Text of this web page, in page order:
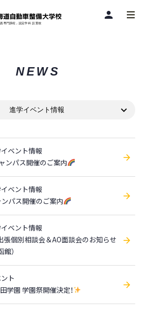
person
NEWS
進学イベント情報
ンパス開催のご案内
ベント情報
パス開催のご案内
ベント情報
張個別相談会＆AO面談会のお知らせ
）
ベント情報
学園 学園祭開催決定！
ト